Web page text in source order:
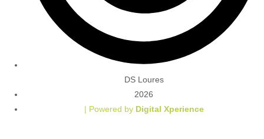
DS Loures
2026
| Powered by Digital Xperience